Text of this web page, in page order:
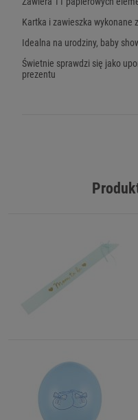
Kartka i zawieszka wykonane
Idealna na urodziny, baby
Świetnie sprawdzi się jako
prezentu